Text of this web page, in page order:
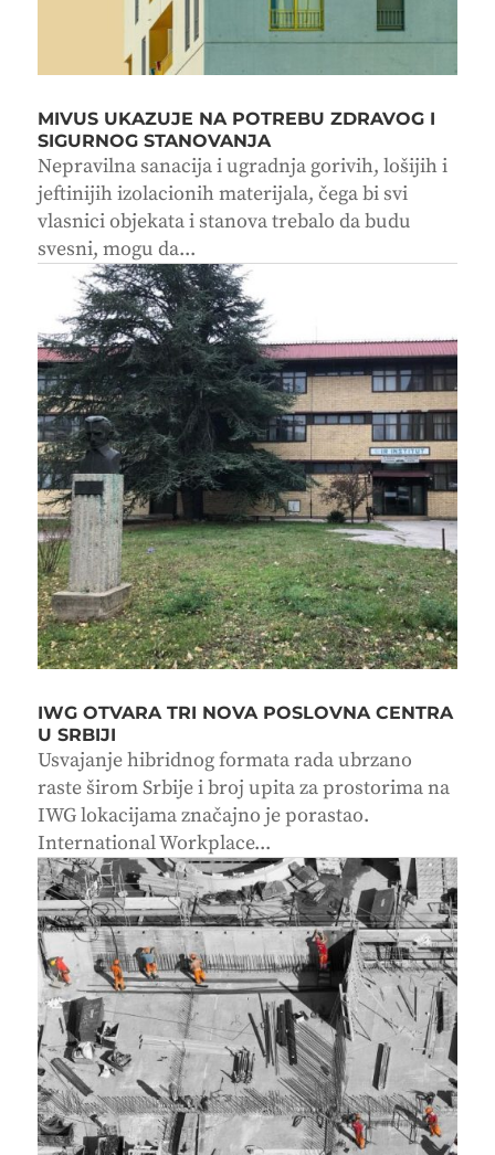
MIVUS UKAZUJE NA POTREBU ZDRAVOG I
SIGURNOG STANOVANJA
Nepravilna sanacija i ugradnja gorivih, lošijih i
jeftinijih izolacionih materijala, čega bi svi
vlasnici objekata i stanova trebalo da budu
svesni, mogu da...
IWG OTVARA TRI NOVA POSLOVNA CENTRA
U SRBIJI
Usvajanje hibridnog formata rada ubrzano
raste širom Srbije i broj upita za prostorima na
IWG lokacijama značajno je porastao.
International Workplace...